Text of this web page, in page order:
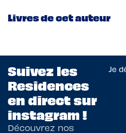
Livres de cet auteur
Suivez les
Residences
en direct sur
instagram !
Découvrez nos
Je